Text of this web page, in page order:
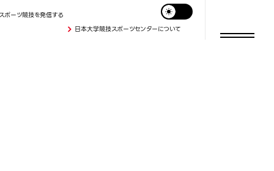
ポーツ競技を発信する
日本大学競技スポーツセンターについて